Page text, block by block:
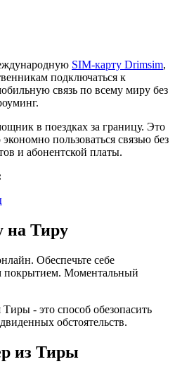
SIM-карту Drimsim,
подключаться к
связь по всему миру без
в поездках за границу. Это
пользоваться связью без
и абонентской платы.
на Тиру
Обеспечьте себе
Моментальный
- это способ обезопасить
обстоятельств.
из Тиры